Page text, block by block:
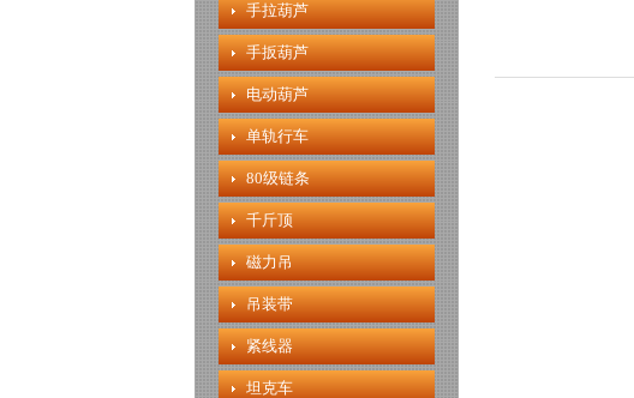
手拉葫芦
手扳葫芦
电动葫芦
单轨行车
80级链条
千斤顶
磁力吊
吊装带
紧线器
坦克车